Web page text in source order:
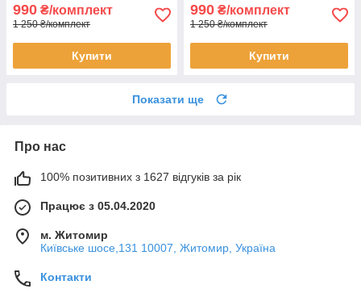
990 ₴/комплект
1 250 ₴/комплект
Купити
990 ₴/комплект
1 250 ₴/комплект
Купити
Показати ще
Про нас
100% позитивних з 1627 відгуків за рік
Працює з 05.04.2020
м. Житомир
Київське шосе,131 10007, Житомир, Україна
Контакти